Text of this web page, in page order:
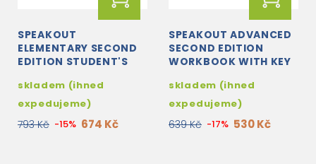
SPEAKOUT
ELEMENTARY SECOND
EDITION STUDENT'S
skladem (ihned
expedujeme)
793 Kč -15% 674 Kč
SPEAKOUT ADVANCED
SECOND EDITION
WORKBOOK WITH KEY
skladem (ihned
expedujeme)
639 Kč -17% 530 Kč